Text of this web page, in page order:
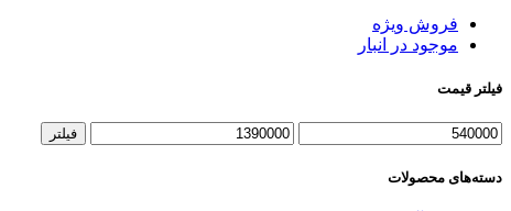
فروش ویژه
موجود در انبار
فیلتر قیمت
فیلتر
دسته‌های محصولات